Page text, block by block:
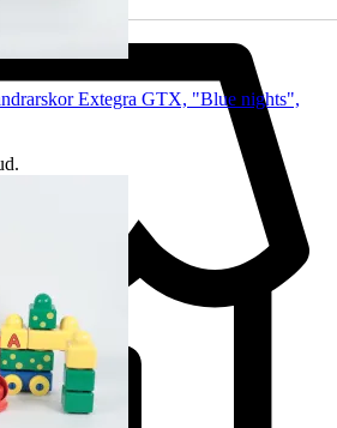
Extegra GTX, "Blue nights",
.